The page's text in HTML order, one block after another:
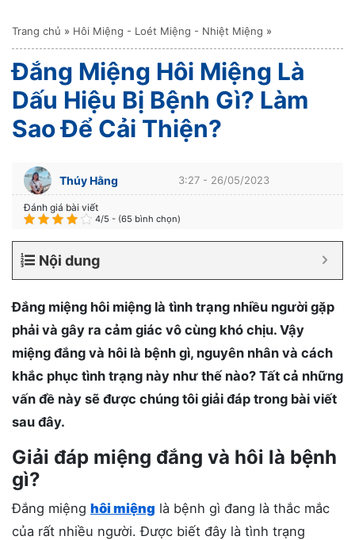
Trang chủ » Hôi Miệng - Loét Miệng - Nhiệt Miệng »
Đắng Miệng Hôi Miệng Là
Dấu Hiệu Bị Bệnh Gì? Làm
Sao Để Cải Thiện?
Thúy Hằng 3:27 - 26/05/2023
Đánh giá bài viết
4/5 - (65 bình chọn)
Nội dung
Đắng miệng hôi miệng là tình trạng nhiều người gặp
phải và gây ra cảm giác vô cùng khó chịu. Vậy
miệng đắng và hôi là bệnh gì, nguyên nhân và cách
khắc phục tình trạng này như thế nào? Tất cả những
vấn đề này sẽ được chúng tôi giải đáp trong bài viết
sau đây.
Giải đáp miệng đắng và hôi là bệnh
gì?
Đắng miệng hôi miệng là bệnh gì đang là thắc mắc
của rất nhiều người. Được biết đây là tình trạng